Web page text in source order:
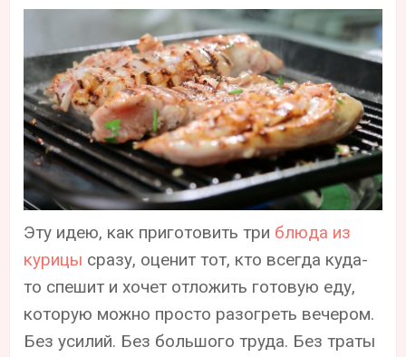
Эту идею, как приготовить три блюда из
курицы сразу, оценит тот, кто всегда куда-
то спешит и хочет отложить готовую еду,
которую можно просто разогреть вечером.
Без усилий. Без большого труда. Без траты